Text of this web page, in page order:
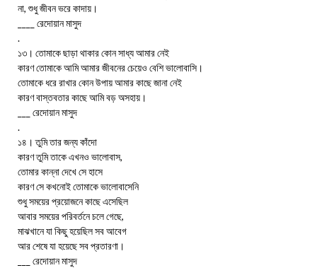
না, শুধু জীবন ভরে কাদায়।
____ রেদোয়ান মাসুদ
.
১৩। তোমাকে ছাড়া থাকার কোন সাধ্য আমার নেই
কারণ তোমাকে আমি আমার জীবনের চেয়েও বেশি ভালোবাসি।
তোমাকে ধরে রাখার কোন উপায় আমার কাছে জানা নেই
কারণ বাস্তবতার কাছে আমি বড় অসহায়।
___ রেদোয়ান মাসুদ
.
১৪। তুমি তার জন্য কাঁদো
কারণ তুমি তাকে এখনও ভালোবাস,
তোমার কান্না দেখে সে হাসে
কারণ সে কখনোই তোমাকে ভালোবাসেনি
শুধু সময়ের প্রয়োজনে কাছে এসেছিল
আবার সময়ের পরিবর্তনে চলে গেছে,
মাঝখানে যা কিছু হয়েছিল সব আবেগ
আর শেষে যা হয়েছে সব প্রতারণা।
___ রেদোয়ান মাসুদ